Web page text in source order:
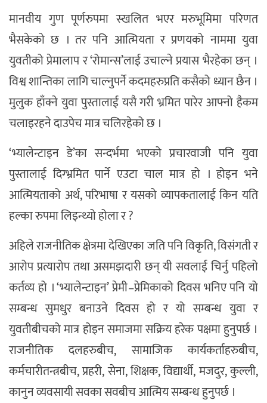
मानवीय गुण पूर्णरुपमा स्खलित भएर मरुभूमिमा परिणत
भैसकेको छ । तर पनि आत्मियता र प्रणयको नाममा युवा
युवतीको प्रेमालाप र ‘रोमान्स’लाई उचाल्ने प्रयास भैरहेका छन् ।
विश्व शान्तिका लागि चाल्नुपर्ने कदमहरुप्रति कसैको ध्यान छैन ।
मुलुक हाँक्ने युवा पुस्तालाई यसै गरी भ्रमित पारेर आफ्नो हैकम
चलाइरहने दाउपेच मात्र चलिरहेको छ ।
‘भ्यालेन्टाइन डे’का सन्दर्भमा भएको प्रचारवाजी पनि युवा
पुस्तालाई दिग्भ्रमित पार्ने एउटा चाल मात्र हो । होइन भने
आत्मियताको अर्थ, परिभाषा र यसको व्यापकतालाई किन यति
हल्का रुपमा लिइन्थ्यो होला र ?
अहिले राजनीतिक क्षेत्रमा देखिएका जति पनि विकृति, विसंगती र
आरोप प्रत्यारोप तथा असमझदारी छन् यी सवलाई चिर्नु पहिलो
कर्तव्य हो । ‘भ्यालेन्टाइन’ प्रेमी–प्रेमिकाको दिवस भनिए पनि यो
सम्बन्ध सुमधुर बनाउने दिवस हो र यो सम्बन्ध युवा र
युवतीबीचको मात्र होइन समाजमा सक्रिय हरेक पक्षमा हुनुपर्छ ।
राजनीतिक दलहरुबीच, सामाजिक कार्यकर्ताहरुबीच,
कर्मचारीतन्त्रबीच, प्रहरी, सेना, शिक्षक, विद्यार्थी, मजदुर, कुल्ली,
कानुन व्यवसायी सवका सवबीच आत्मिय सम्बन्ध हुनुपर्छ ।